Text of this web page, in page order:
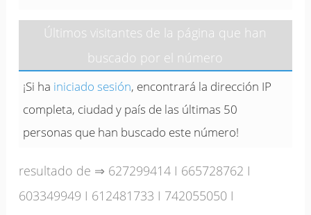
Últimos visitantes de la página que han
buscado por el número
¡Si ha iniciado sesión, encontrará la dirección IP
completa, ciudad y país de las últimas 50
personas que han buscado este número!
resultado de ⇒ 627299414 I 665728762 I
603349949 I 612481733 I 742055050 I